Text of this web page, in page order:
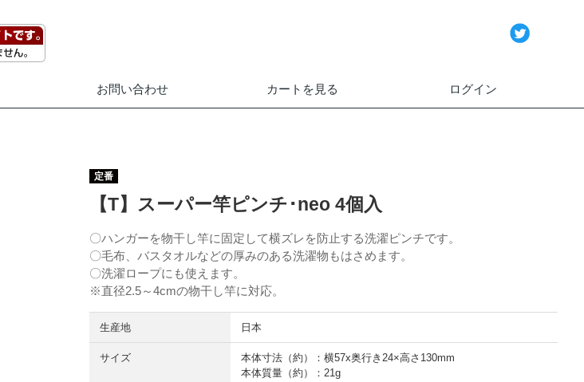
お問い合わせ カートを見る ログイン
定番
【T】スーパー竿ピンチ･neo 4個入
〇ハンガーを物干し竿に固定して横ズレを防止する洗濯ピンチです。
〇毛布、バスタオルなどの厚みのある洗濯物もはさめます。
〇洗濯ロープにも使えます。
※直径2.5～4cmの物干し竿に対応。
生産地 日本
サイズ
本体寸法（約）：横57x奥行き24×高さ130mm
本体質量（約）：21g